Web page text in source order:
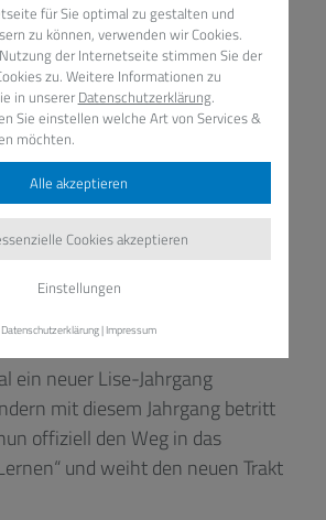
ein neuer Lise-Jahrgang
mit diesem Jahrgang betritt
offiziell den Weg in das
und weiht den neuen Trakt
für Sie optimal zu gestalten und
zu können, verwenden wir Cookies.
der Internetseite stimmen Sie der
zu. Weitere Informationen zu
in unserer Datenschutzerklärung.
Sie einstellen welche Art von Services &
möchten.
Alle akzeptieren
Cookies akzeptieren
Einstellungen
Datenschutzerklärung|Impressum